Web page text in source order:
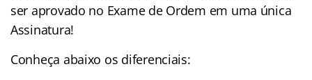
ser aprovado no Exame de Ordem em uma única
Assinatura!
Conheça abaixo os diferenciais: